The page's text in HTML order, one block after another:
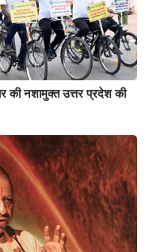
की नशामुक्त उत्तर प्रदेश की